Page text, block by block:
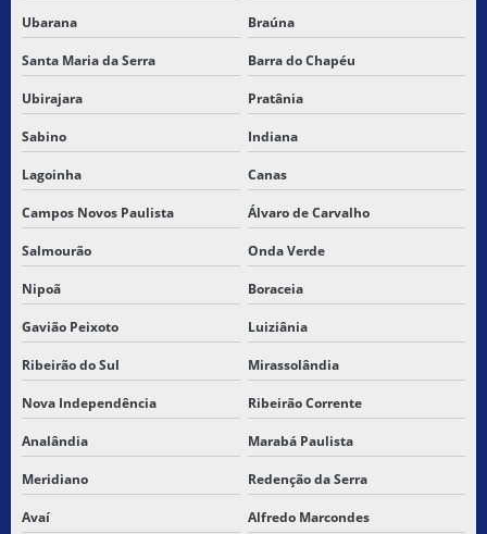
Ubarana Braúna
Santa Maria da Serra Barra do Chapéu
Ubirajara Pratânia
Sabino Indiana
Lagoinha Canas
Campos Novos Paulista Álvaro de Carvalho
Salmourão Onda Verde
Nipoã Boraceia
Gavião Peixoto Luiziânia
Ribeirão do Sul Mirassolândia
Nova Independência Ribeirão Corrente
Analândia Marabá Paulista
Meridiano Redenção da Serra
Avaí Alfredo Marcondes